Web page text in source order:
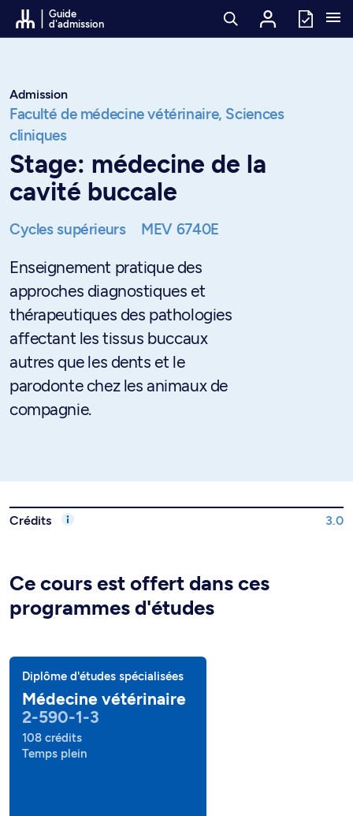
Passer au contenu
Guide
d'admission
Admission
Faculté de médecine vétérinaire, Sciences
cliniques
Stage: médecine de la
cavité buccale
Cycles supérieurs MEV 6740E
Enseignement pratique des
approches diagnostiques et
thérapeutiques des pathologies
affectant les tissus buccaux
autres que les dents et le
parodonte chez les animaux de
compagnie.
Crédits 3.0
Ce cours est offert dans ces
programmes d'études
Diplôme d'études spécialisées
Médecine vétérinaire
2-590-1-3
108 crédits
Temps plein